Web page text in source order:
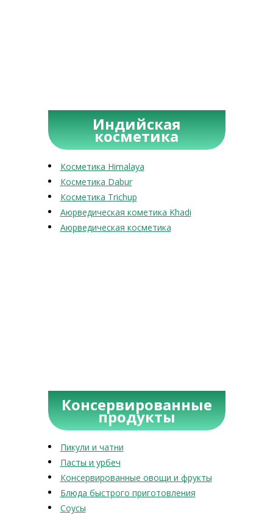
Индийская
косметика
Косметика Himalaya
Косметика Dabur
Косметика Trichup
Аюрведическая кометика Khadi
Аюрведическая косметика
Консервированные
продукты
Пикули и чатни
Пасты и урбеч
Консервированные овощи и фрукты
Блюда быстрого приготовления
Соусы